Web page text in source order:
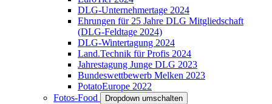
DLG-Unternehmertage 2024
Ehrungen für 25 Jahre DLG Mitgliedschaft
(DLG-Feldtage 2024)
DLG-Wintertagung 2024
Land.Technik für Profis 2024
Jahrestagung Junge DLG 2023
Bundeswettbewerb Melken 2023
PotatoEurope 2022
Fotos-Food
Dropdown umschalten